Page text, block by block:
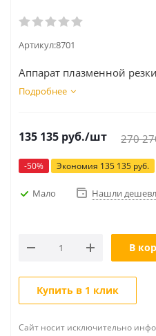
Артикул:8701
Аппарат плазменной
Подробнее
135 135 руб./шт 270
-50% Экономия 135 135 руб.
Мало Нашли
В
Купить в 1 клик
Сайт носит исключительно